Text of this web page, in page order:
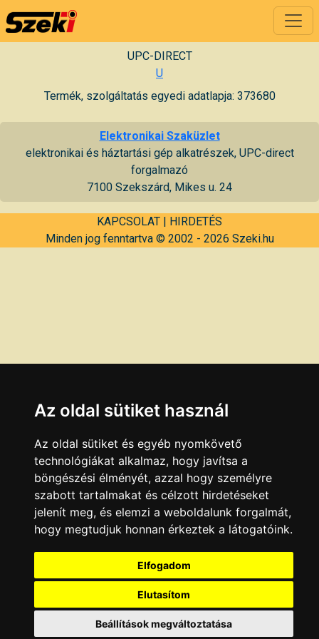
UPC-DIRECT
U
Termék, szolgáltatás egyedi adatlapja: 373680
Elektronikai Szaküzlet
elektronikai és háztartási gép alkatrészek, UPC-direct
forgalmazó
7100 Szekszárd, Mikes u. 24
KAPCSOLAT | HIRDETÉS
Minden jog fenntartva © 2002 - 2026 Szeki.hu
Az oldal sütiket használ
Az oldal sütiket és egyéb nyomkövető
technológiákat alkalmaz, hogy javítsa a
böngészési élményét, azzal hogy személyre
szabott tartalmakat és célzott hirdetéseket
jelenít meg, és elemzi a weboldalunk forgalmát,
hogy megtudjuk honnan érkeztek a látogatóink.
Elfogadom
Elutasítom
Beállítások megváltoztatása